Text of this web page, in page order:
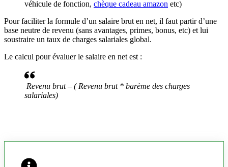
véhicule de fonction, chèque cadeau amazon etc)
Pour faciliter la formule d’un salaire brut en net, il faut partir d’une
base neutre de revenu (sans avantages, primes, bonus, etc) et lui
soustraire un taux de charges salariales global.
Le calcul pour évaluer le salaire en net est :
Revenu brut – ( Revenu brut * barème des charges
salariales)